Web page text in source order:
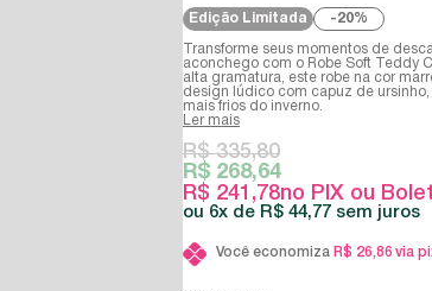
Edição Limitada 20%
Transforme seus momentos de
aconchego com o Robe Soft Teddy
alta gramatura, este robe na cor
design lúdico com capuz de
mais frios do inverno.
Ler mais
R$ 241,78no PIX ou
R$ 335,80
R$ 268,64
6x R$ 44,77 sem juros
Você economiza R$ 26,86 via